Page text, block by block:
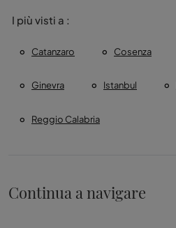
I più visti a :
Catanzaro Cosenza
Ginevra Istanbul
Reggio Calabria
Continua a navigare